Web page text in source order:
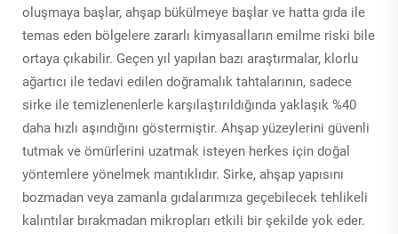
oluşmaya başlar, ahşap bükülmeye başlar ve hatta gıda ile
temas eden bölgelere zararlı kimyasalların emilme riski bile
ortaya çıkabilir. Geçen yıl yapılan bazı araştırmalar, klorlu
ağartıcı ile tedavi edilen doğramalık tahtalarının, sadece
sirke ile temizlenenlerle karşılaştırıldığında yaklaşık %40
daha hızlı aşındığını göstermiştir. Ahşap yüzeylerini güvenli
tutmak ve ömürlerini uzatmak isteyen herkes için doğal
yöntemlere yönelmek mantıklıdır. Sirke, ahşap yapısını
bozmadan veya zamanla gıdalarımıza geçebilecek tehlikeli
kalıntılar bırakmadan mikropları etkili bir şekilde yok eder.